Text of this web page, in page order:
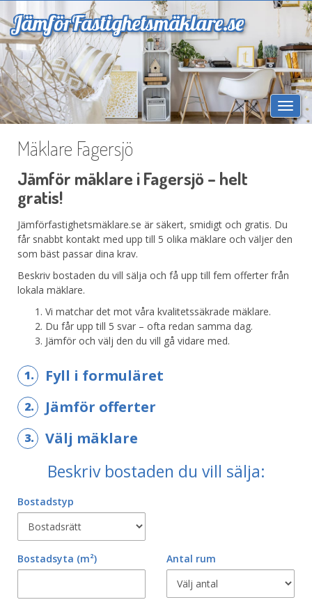
JämförFastighetsmäklare.se
Mäklare Fagersjö
Jämför mäklare i Fagersjö – helt
gratis!
Jämförfastighetsmäklare.se är säkert, smidigt och gratis. Du
får snabbt kontakt med upp till 5 olika mäklare och väljer den
som bäst passar dina krav.
Beskriv bostaden du vill sälja och få upp till fem offerter från
lokala mäklare.
Vi matchar det mot våra kvalitetssäkrade mäklare.
Du får upp till 5 svar – ofta redan samma dag.
Jämför och välj den du vill gå vidare med.
1. Fyll i formuläret
2. Jämför offerter
3. Välj mäklare
Beskriv bostaden du vill sälja:
Bostadstyp
Bostadsyta (m²) Antal rum